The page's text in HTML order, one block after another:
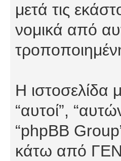
μετά τις
νομικά από
Η ιστοσελίδα
“αυτοί”,
“phpBB
κάτω από